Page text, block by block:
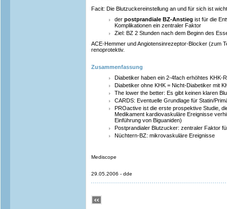
Facit: Die Blutzuckereinstellung an und für sich ist
der postprandiale BZ-Anstieg ist für die
Komplikationen ein zentraler Faktor
Ziel: BZ 2 Stunden nach dem Beginn des
ACE-Hemmer und Angiotensinrezeptor-Blocker (zum
renoprotektiv.
Zusammenfassung
Diabetiker haben ein 2-4fach erhöhtes KHK-
Diabetiker ohne KHK = Nicht-Diabetiker mit
The lower the better: Es gibt keinen klaren
CARDS: Eventuelle Grundlage für Statin/
PROactive ist die erste prospektive Studie,
Medikament kardiovaskuläre Ereignisse
Einführung von Biguaniden)
Postprandialer Blutzucker: zentraler Faktor
Nüchtern-BZ: mikrovaskuläre Ereignisse
Mediscope
29.05.2006 - dde